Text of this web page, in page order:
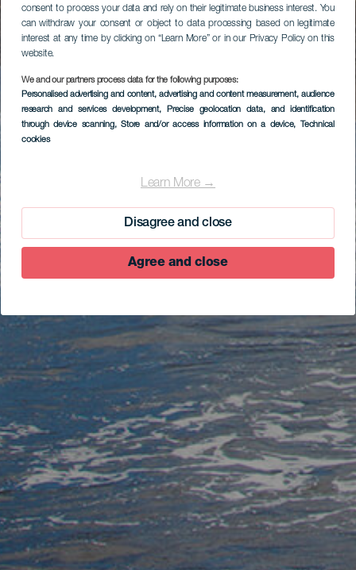
consent to process your data and rely on their legitimate business interest. You
can withdraw your consent or object to data processing based on legitimate
interest at any time by clicking on “Learn More” or in our Privacy Policy on this
website.
We and our partners process data for the following purposes:
Personalised advertising and content, advertising and content measurement, audience
research and services development, Precise geolocation data, and identification
through device scanning, Store and/or access information on a device, Technical
cookies
Learn More →
Disagree and close
Agree and close